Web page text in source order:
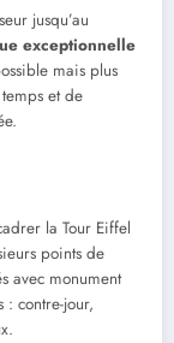
jusqu’au
exceptionnelle
mais plus
et de
la Tour Eiffel
points de
avec monument
: contre-jour,